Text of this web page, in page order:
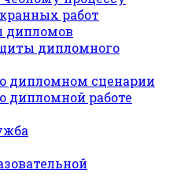
работ
дипломов
дипломного
дипломном сценарии
дипломной работе